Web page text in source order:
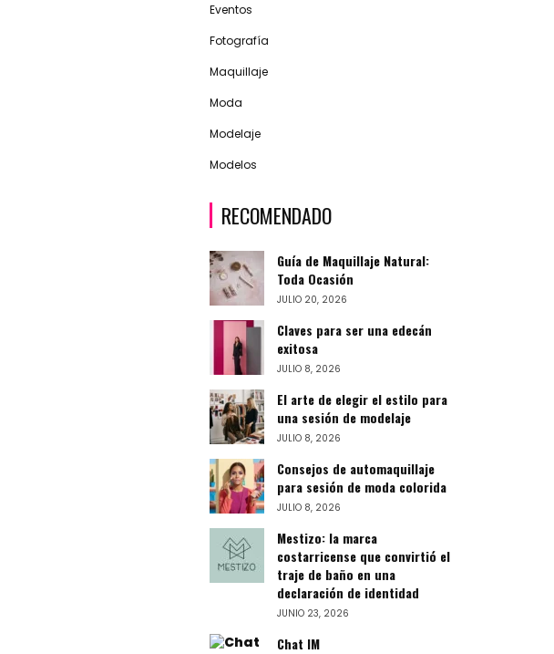
Eventos
Fotografía
Maquillaje
Moda
Modelaje
Modelos
RECOMENDADO
Guía de Maquillaje Natural:
Toda Ocasión
JULIO 20, 2026
Claves para ser una edecán
exitosa
JULIO 8, 2026
El arte de elegir el estilo para
una sesión de modelaje
JULIO 8, 2026
Consejos de automaquillaje
para sesión de moda colorida
JULIO 8, 2026
Mestizo: la marca
costarricense que convirtió el
traje de baño en una
declaración de identidad
JUNIO 23, 2026
Chat IM